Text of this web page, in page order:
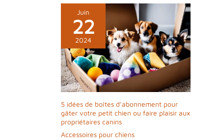
Juin
22
2024
5 idées de boîtes d’abonnement pour
gâter votre petit chien ou faire plaisir aux
propriétaires canins
Accessoires pour chiens